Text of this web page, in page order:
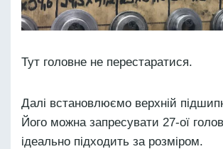
Тут головне не перестаратися.
Далі встановлюємо верхній
Його можна запресувати 27-ої
ідеально підходить за розміром.